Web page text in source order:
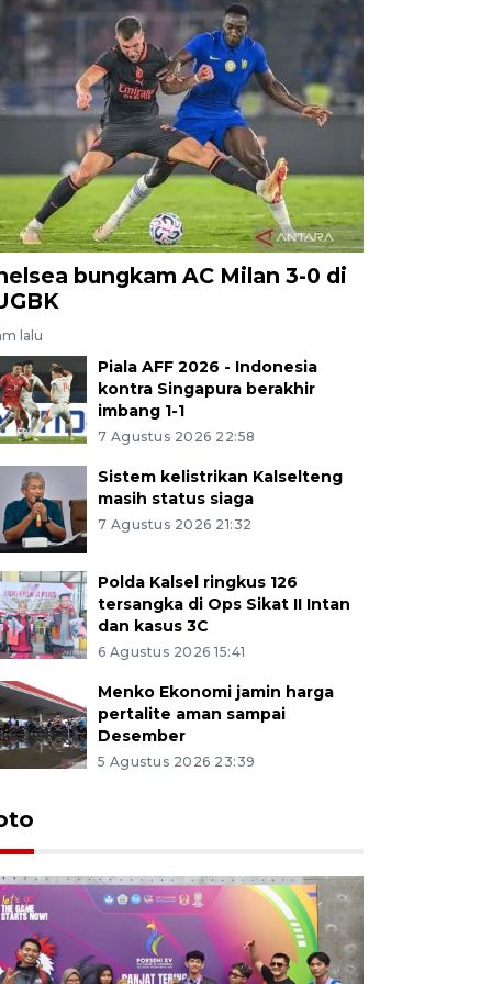
bungkam AC Milan 3-0 di
lalu
Piala AFF 2026 - Indonesia
kontra Singapura berakhir
imbang 1-1
7 Agustus 2026 22:58
Sistem kelistrikan Kalselteng
masih status siaga
7 Agustus 2026 21:32
Polda Kalsel ringkus 126
tersangka di Ops Sikat II Intan
dan kasus 3C
6 Agustus 2026 15:41
Menko Ekonomi jamin harga
pertalite aman sampai
Desember
5 Agustus 2026 23:39